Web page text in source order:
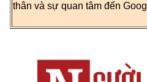
thân và sự quan tâm đến